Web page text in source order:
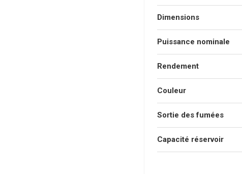
Dimensions
Puissance nominale
Rendement
Couleur
Sortie des fumées
Capacité réservoir